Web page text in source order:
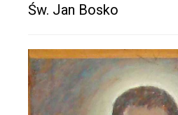
Św. Jan Bosko